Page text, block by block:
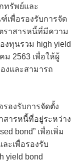
ทรัพย์และ
เพื่อรองรับการจัด
ราสารหนี้ที่มีความ
งทุนรวม high yield
ม 2563 เพื่อให้ผู้
งและสามารถ
องรับการจัดตั้ง
สารหนี้ที่อยู่ระหว่าง
bond” เพื่อเพิ่ม
ะเพื่อรองรับ
yield bond